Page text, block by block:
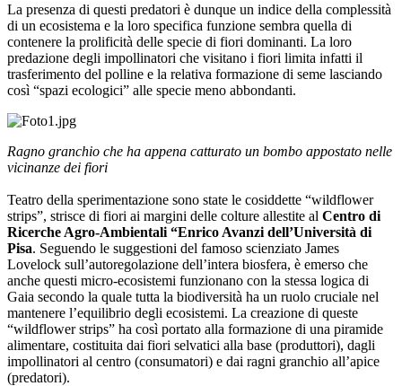
La presenza di questi predatori è dunque un indice della complessità
di un ecosistema e la loro specifica funzione sembra quella di
contenere la prolificità delle specie di fiori dominanti. La loro
predazione degli impollinatori che visitano i fiori limita infatti il
trasferimento del polline e la relativa formazione di seme lasciando
così “spazi ecologici” alle specie meno abbondanti.
Ragno granchio che ha appena catturato un bombo appostato nelle
vicinanze dei fiori
Teatro della sperimentazione sono state le cosiddette “wildflower
strips”, strisce di fiori ai margini delle colture allestite al Centro di
Ricerche Agro-Ambientali “Enrico Avanzi dell’Università di
Pisa. Seguendo le suggestioni del famoso scienziato James
Lovelock sull’autoregolazione dell’intera biosfera, è emerso che
anche questi micro-ecosistemi funzionano con la stessa logica di
Gaia secondo la quale tutta la biodiversità ha un ruolo cruciale nel
mantenere l’equilibrio degli ecosistemi. La creazione di queste
“wildflower strips” ha così portato alla formazione di una piramide
alimentare, costituita dai fiori selvatici alla base (produttori), dagli
impollinatori al centro (consumatori) e dai ragni granchio all’apice
(predatori).